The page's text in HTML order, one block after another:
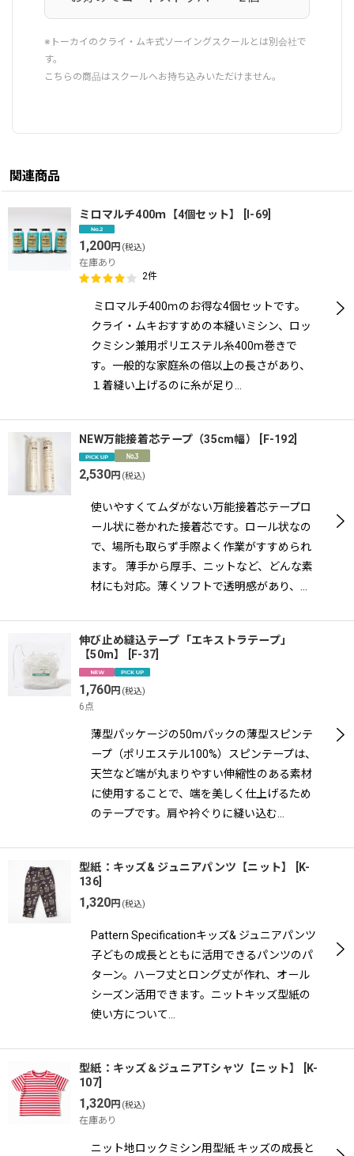
※トーカイのクライ・ムキ式ソーイングスクールとは別会社で
す。
こちらの商品はスクールへお持ち込みいただけません。
関連商品
ミロマルチ400ｍ【4個セット】 I-69
1,200円 (税込)
在庫あり
2件
ミロマルチ400ｍのお得な4個セットです。
クライ・ムキおすすめの本縫いミシン、ロッ
クミシン兼用ポリエステル糸400m巻きで
す。一般的な家庭糸の倍以上の長さがあり、
１着縫い上げるのに糸が足り…
NEW万能接着芯テープ（35cm幅） F-192
2,530円 (税込)
使いやすくてムダがない万能接着芯テープロ
ール状に巻かれた接着芯です。ロール状なの
で、場所も取らず手際よく作業がすすめられ
ます。 薄手から厚手、ニットなど、どんな素
材にも対応。薄くソフトで透明感があり、…
伸び止め縫込テープ「エキストラテープ」
【50m】
F-37
1,760円 (税込)
6点
薄型パッケージの50mパックの薄型スピンテ
ープ（ポリエステル100%）スピンテープは、
天竺など端が丸まりやすい伸縮性のある素材
に使用することで、端を美しく仕上げるため
のテープです。肩や衿ぐりに縫い込む…
型紙：キッズ& ジュニアパンツ【ニット】
K-
136]
1,320円 (税込)
Pattern Specificationキッズ& ジュニアパンツ
子どもの成長とともに活用できるパンツのパ
ターン。ハーフ丈とロング丈が作れ、オール
シーズン活用できます。ニットキッズ型紙の
使い方について…
型紙：キッズ＆ジュニアTシャツ【ニット】
K-
107]
1,320円 (税込)
在庫あり
ニット地ロックミシン用型紙 キッズの成長と